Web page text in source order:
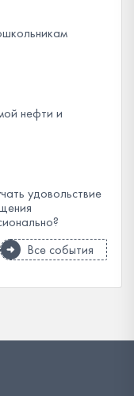
нефти и
удовольствие
Все события